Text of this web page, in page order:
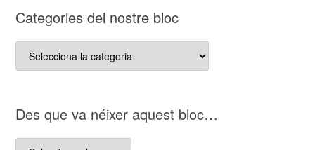
Categories del nostre bloc
Categories
del
D es que va néixer aquest bloc…
D es